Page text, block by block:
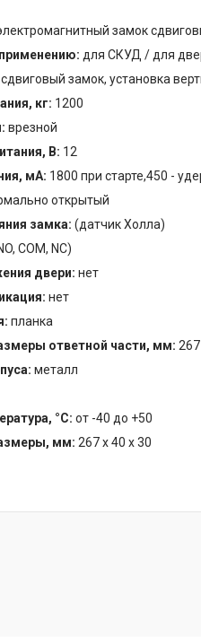
замок
для СКУД / для
сдвиговый замок, установка
кг: 1200
врезной
В: 12
мА: 1800 при старте,450 -
открытый
замка: (датчик Холла)
COM, NC)
двери: нет
нет
планка
ответной части, мм: 267
металл
°С: от -40 до +50
мм: 267 x 40 x 30